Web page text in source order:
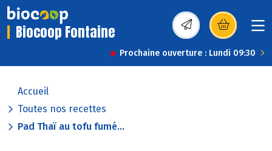
Biocoop Fontaine (s’ouvre dans une
Prochaine ouverture : Lundi 09:30
Accueil
Toutes nos recettes
Pad Thaï au tofu fumé...